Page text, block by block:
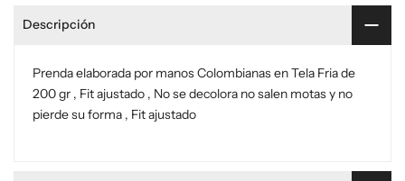
Descripción
Prenda elaborada por manos Colombianas en Tela Fria de
200 gr , Fit ajustado , No se decolora no salen motas y no
pierde su forma , Fit ajustado